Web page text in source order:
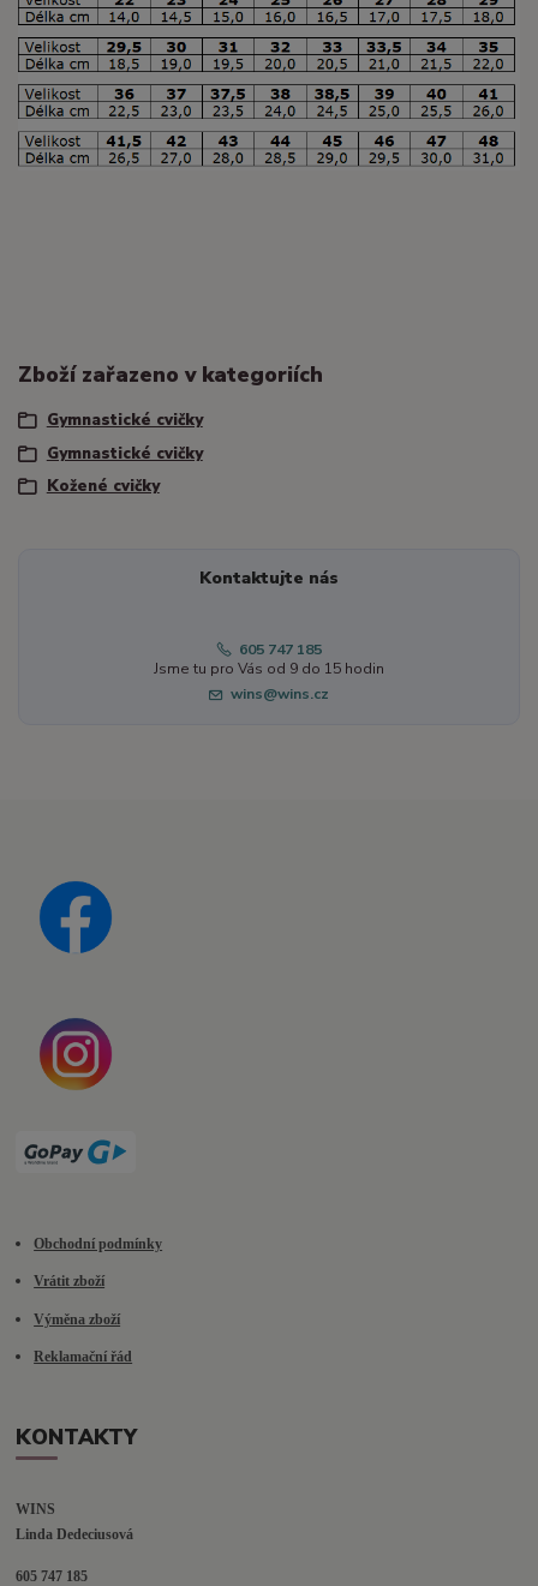
Zboží zařazeno v kategoriích
Gymnastické cvičky
Gymnastické cvičky
Kožené cvičky
Kontaktujte nás
605 747 185
Jsme tu pro Vás od 9 do 15 hodin
wins@wins.cz
Obchodní podmínky
Vrátit zboží
Výměna zboží
Reklamační řád
KONTAKTY
WINS
Linda Dedeciusová
605 747 185